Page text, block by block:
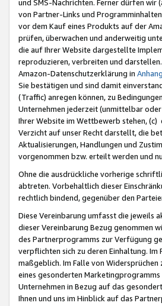
und SMS-Nachrichten. Ferner dürfen
von Partner-Links und
vor dem Kauf eines Produkts auf der
prüfen, überwachen und anderweitig
die auf Ihrer Website dargestellte
reproduzieren, verbreiten und
Amazon-Datenschutzerklärung in
Sie bestätigen und sind damit
(Traffic) anregen können, zu
Unternehmen jederzeit (unmittelbar
Ihrer Website im Wettbewerb stehen, (c)
Verzicht auf unser Recht darstellt, die
Aktualisierungen, Handlungen und
vorgenommen bzw. erteilt werden und
Ohne die ausdrückliche vorherige
abtreten. Vorbehaltlich dieser
rechtlich bindend, gegenüber den
Diese Vereinbarung umfasst die jeweils
dieser Vereinbarung Bezug genommen
des Partnerprogramms zur Verfügung
verpflichten sich zu deren Einhaltung.
maßgeblich. Im Falle von
eines gesonderten
Unternehmen in Bezug auf das
Ihnen und uns im Hinblick auf das